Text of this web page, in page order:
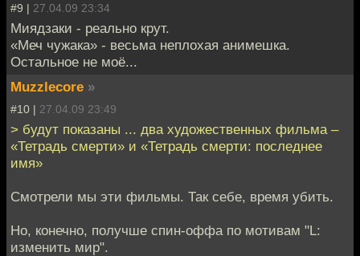
#9 | 27.04.09 23:34
Миядзаки - реально крут.
«Меч чужака» - весьма неплохая анимешка.
Остальное не моё...
Muzzlecore »
#10 | 27.04.09 23:49
> будут показаны ... два художественных фильма –
«Тетрадь смерти» и «Тетрадь смерти: последнее
имя»
Смотрели мы эти фильмы. Так себе, время убить.
Но, конечно, получше спин-оффа по мотивам "L:
изменить мир".